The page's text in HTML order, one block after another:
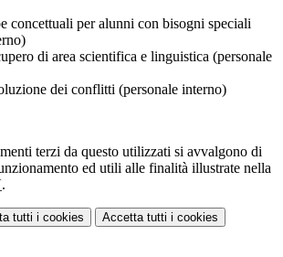
concettuali per alunni con bisogni speciali
di area scientifica e linguistica (personale
dei conflitti (personale interno)
terzi da questo utilizzati si avvalgono di
ed utili alle finalità illustrate nella
.
tutti i cookies Accetta tutti i cookies